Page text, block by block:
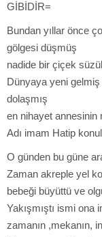
GİBİDİR=
Bundan yıllar önce
gölgesi düşmüş
nadide bir çiçek
Dünyaya yeni
dolaşmış
en nihayet annesinin
Adı imam Hatip
O günden bu güne
Zaman akreple yel
bebeği büyüttü ve
Yakışmıştı ismi ona
zamanın ,mekanın,